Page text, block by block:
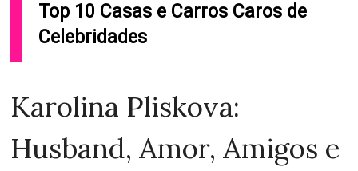
Top 10 Casas e Carros Caros de
Celebridades
Karolina Pliskova:
Husband, Amor, Amigos e